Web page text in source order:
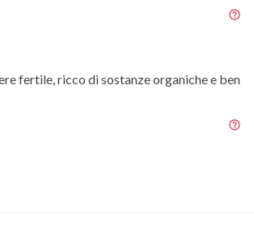
fertile, ricco di sostanze organiche e ben